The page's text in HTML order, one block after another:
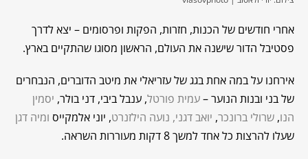
אחרי חודשים של הכנות, חזרות, הפקות ופרסומים – יצא לדרך
פסטיבל הדור שישנה את העולם, הראשון מסוגו שהתקיים בארץ.
אירחנו על במה אחת בגג של עזריאלי את מיטב הדוברים, הנבחרים
של בני ובנות הנוער –עמית פורטל, ענבל ביבי, דני בולר, יסמין
הנו, שרולי ברונכר, יואב דגני, נועה הילזנרט, יוני אלמקייס ומיה דגן
שעלו להרצות כל אחד למשך 8 דקות מעוררות השראה.